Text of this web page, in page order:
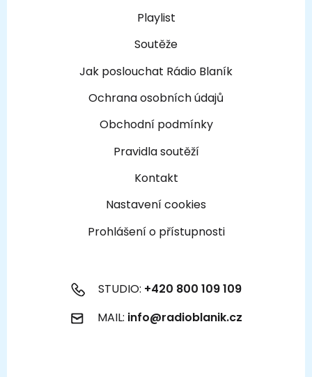
Playlist
Soutěže
Jak poslouchat Rádio Blaník
Ochrana osobních údajů
Obchodní podmínky
Pravidla soutěží
Kontakt
Nastavení cookies
Prohlášení o přístupnosti
STUDIO: +420 800 109 109
MAIL: info@radioblanik.cz